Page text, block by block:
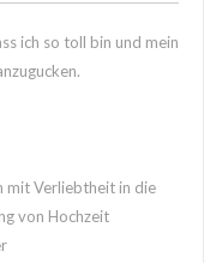
ich so toll bin und mein
mit Verliebtheit in die
von Hochzeit